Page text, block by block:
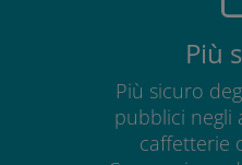
Più
Più sicuro
pubblici negli
caffetterie